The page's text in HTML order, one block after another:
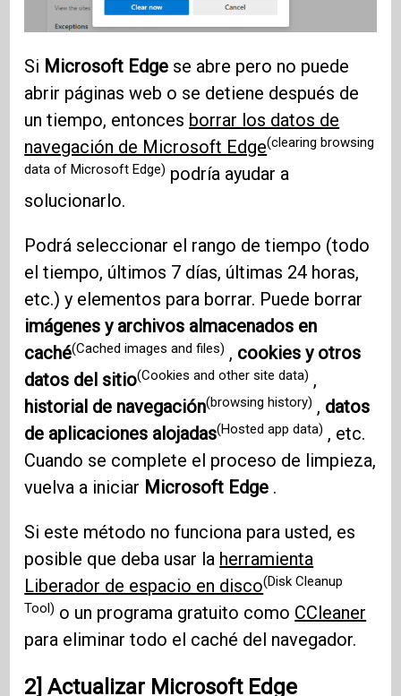
Si Microsoft Edge se abre pero no puede
abrir páginas web o se detiene después de
un tiempo, entonces borrar los datos de
navegación de Microsoft Edge(clearing browsing
data of Microsoft Edge) podría ayudar a
solucionarlo.
Podrá seleccionar el rango de tiempo (todo
el tiempo, últimos 7 días, últimas 24 horas,
etc.) y elementos para borrar. Puede borrar
imágenes y archivos almacenados en
caché(Cached images and files) , cookies y otros
datos del sitio(Cookies and other site data) ,
historial de navegación(browsing history) , datos
de aplicaciones alojadas(Hosted app data) , etc.
Cuando se complete el proceso de limpieza,
vuelva a iniciar Microsoft Edge .
Si este método no funciona para usted, es
posible que deba usar la herramienta
Liberador de espacio en disco(Disk Cleanup
Tool) o un programa gratuito como CCleaner
para eliminar todo el caché del navegador.
2] Actualizar Microsoft Edge